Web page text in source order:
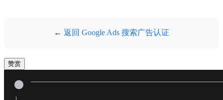
← 返回 Google Ads 搜索广告认证
赞赏